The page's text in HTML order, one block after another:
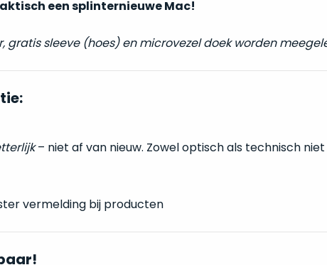
een splinternieuwe Mac!
gratis sleeve (hoes) en microvezel doek worden
– niet af van nieuw. Zowel optisch als technisch
vermelding bij producten